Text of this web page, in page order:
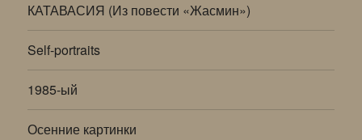
КАТАВАСИЯ (Из повести «Жасмин»)
Self-portraits
1985-ый
Осенние картинки